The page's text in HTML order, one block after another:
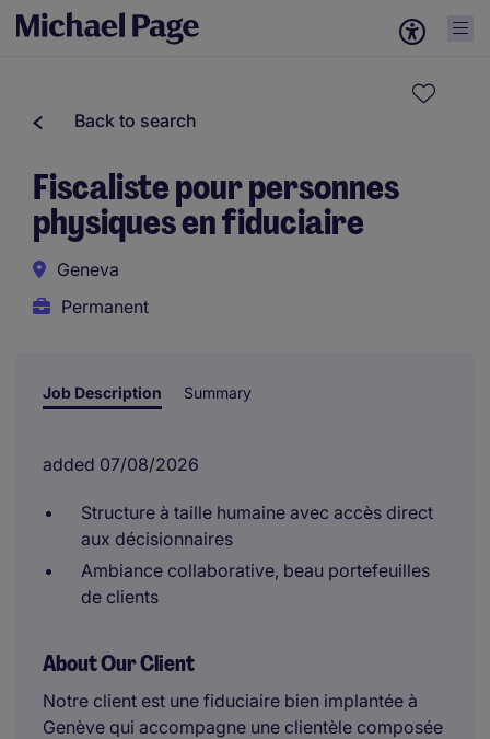
Back to search
Fiscaliste pour personnes
physiques en fiduciaire
Geneva
Permanent
Job Description Summary
added 07/08/2026
Structure à taille humaine avec accès direct
aux décisionnaires
Ambiance collaborative, beau portefeuilles
de clients
About Our Client
Notre client est une fiduciaire bien implantée à
Genève qui accompagne une clientèle composée